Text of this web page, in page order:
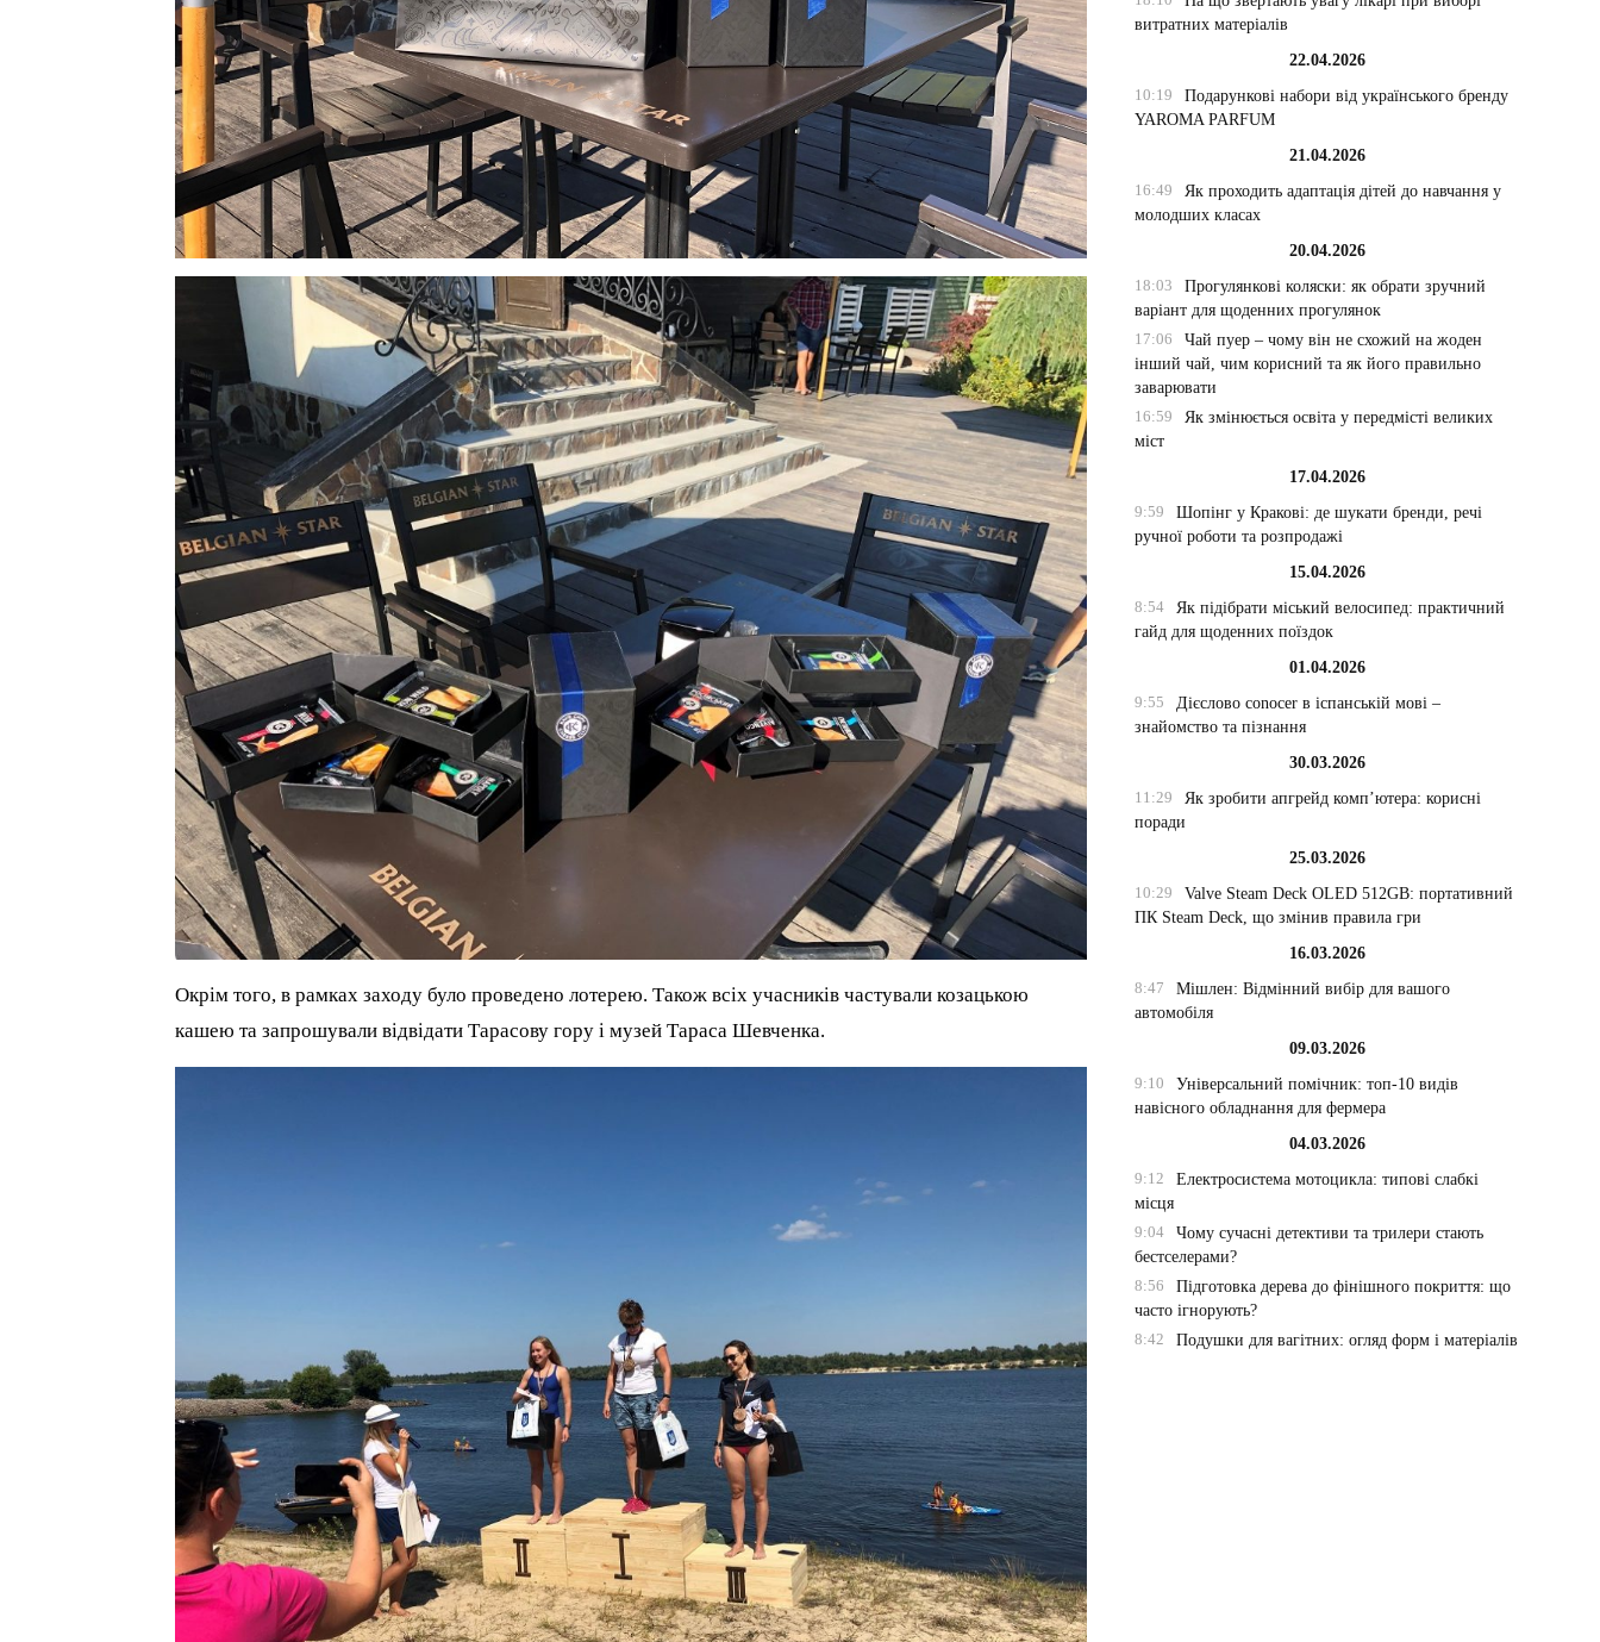
Окрім того, в рамках заходу було проведено лотерею. Також всіх учасників частували козацькою
кашею та запрошували відвідати Тарасову гору і музей Тараса Шевченка.
витратних матеріалів
22.04.2026
10:19
Подарункові набори від українського бренду
YAROMA PARFUM
21.04.2026
16:49
Як проходить адаптація дітей до навчання у
молодших класах
20.04.2026
18:03
Прогулянкові коляски: як обрати зручний
варіант для щоденних прогулянок
17:06
Чай пуер – чому він не схожий на жоден
інший чай, чим корисний та як його правильно
заварювати
16:59
Як змінюється освіта у передмісті великих
міст
17.04.2026
9:59
Шопінг у Кракові: де шукати бренди, речі
ручної роботи та розпродажі
15.04.2026
8:54
Як підібрати міський велосипед: практичний
гайд для щоденних поїздок
01.04.2026
9:55
Дієслово conocer в іспанській мові –
знайомство та пізнання
30.03.2026
11:29
Як зробити апгрейд комп’ютера: корисні
поради
25.03.2026
10:29
Valve Steam Deck OLED 512GB: портативний
ПК Steam Deck, що змінив правила гри
16.03.2026
8:47
Мішлен: Відмінний вибір для вашого
автомобіля
09.03.2026
9:10
Універсальний помічник: топ-10 видів
навісного обладнання для фермера
04.03.2026
9:12
Електросистема мотоцикла: типові слабкі
місця
9:04
Чому сучасні детективи та трилери стають
бестселерами?
8:56
Підготовка дерева до фінішного покриття: що
часто ігнорують?
8:42
Подушки для вагітних: огляд форм і матеріалів